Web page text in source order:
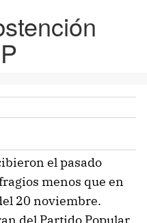
el pasado
menos que en
20 noviembre.